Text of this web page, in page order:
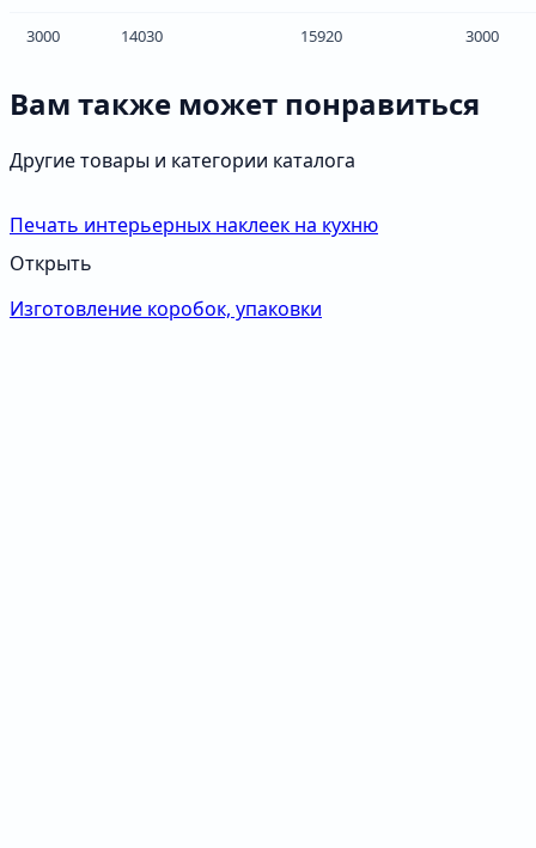
3000 14030 15920 3000
Вам также может понравиться
Другие товары и категории каталога
Печать интерьерных наклеек на кухню
Открыть
Изготовление коробок, упаковки